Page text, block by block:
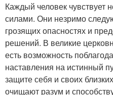
Каждый человек
силами. Они незримо
грозящих опасностях и
решений. В великие
есть возможность
наставления на истинный
защите себя и своих
очищают разум и